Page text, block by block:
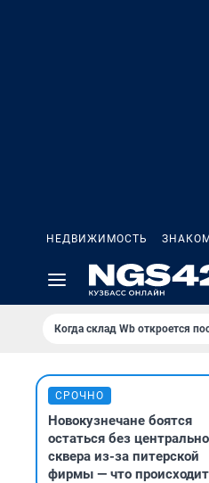
НЕДВИЖИМОСТЬ
Когда склад Wb откроется
СРОЧНО
Новокузнечане боятся
остаться без
сквера из-за питерской
фирмы — что происходит